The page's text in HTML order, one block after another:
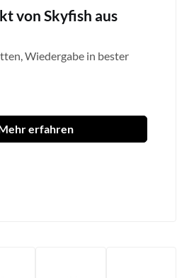
von Skyfish aus
Wiedergabe in bester
erfahren